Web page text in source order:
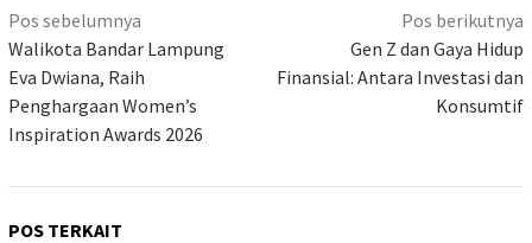
Navigasi
pos
Pos sebelumnya
Walikota Bandar Lampung
Eva Dwiana, Raih
Penghargaan Women’s
Inspiration Awards 2026
Pos berikutnya
Gen Z dan Gaya Hidup
Finansial: Antara Investasi dan
Konsumtif
POS TERKAIT